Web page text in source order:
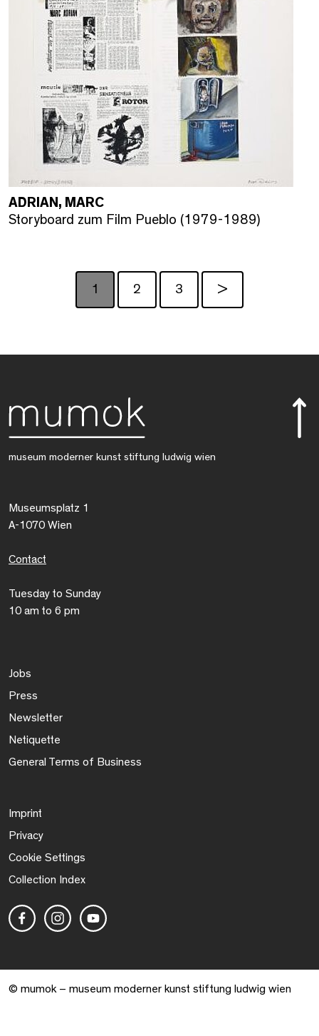
ADRIAN, MARC
Storyboard zum Film Pueblo (1979-1989)
1 2 3 >
museum moderner kunst stiftung ludwig wien
Museumsplatz 1
A-1070 Wien
Contact
Tuesday to Sunday
10 am to 6 pm
Jobs
Press
Newsletter
Netiquette
General Terms of Business
Imprint
Privacy
Cookie Settings
Collection Index
© mumok – museum moderner kunst stiftung ludwig wien